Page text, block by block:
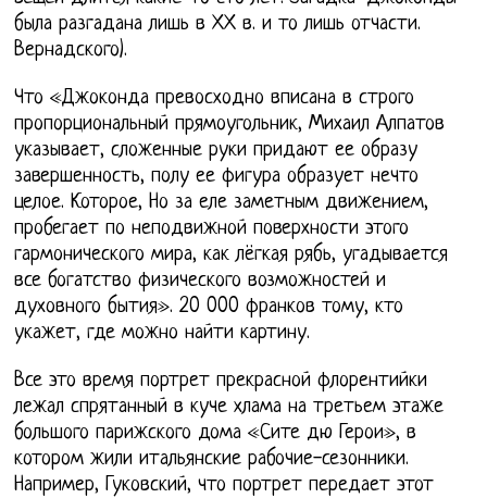
была разгадана лишь в ХХ в. и то лишь отчасти.
Вернадского).
Что «Джоконда превосходно вписана в строго
пропорциональный прямоугольник, Михаил Алпатов
указывает, сложенные руки придают ее образу
завершенность, полу ее фигура образует нечто
целое. Которое, Но за еле заметным движением,
пробегает по неподвижной поверхности этого
гармонического мира, как лёгкая рябь, угадывается
все богатство физического возможностей и
духовного бытия». 20 000 франков тому, кто
укажет, где можно найти картину.
Все это время портрет прекрасной флорентийки
лежал спрятанный в куче хлама на третьем этаже
большого парижского дома «Сите дю Герои», в
котором жили итальянские рабочие-сезонники.
Например, Гуковский, что портрет передает этот